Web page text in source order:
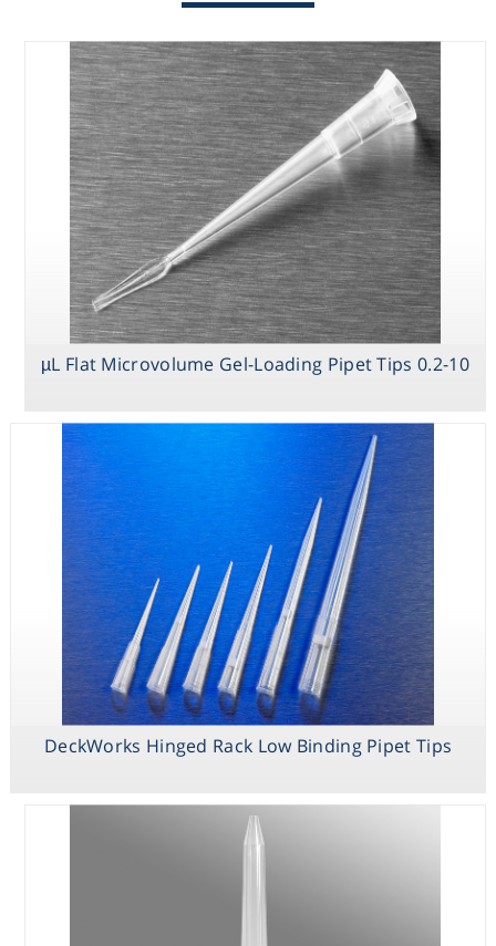
0.2-10 µL Flat Microvolume Gel-Loading Pipet Tips
DeckWorks Hinged Rack Low Binding Pipet Tips
0.2-10 µL Flat
Microvolume
Gel-Loading
Pipet Tips
DeckWorks
Hinged Rack
Low Binding
Pipet Tips
Microvolume
Pipet Tips
Liquid Handling
Plasticware
Reagents & Kits
Consumables
Safety
Chemicals